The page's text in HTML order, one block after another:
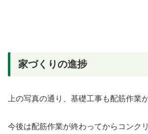
家づくりの進捗
上の写真の通り、基礎工事も配筋作業
今後は配筋作業が終わってからコンク